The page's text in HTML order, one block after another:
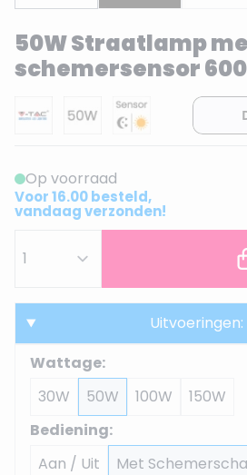
50W Straatlamp
schemersensor
Op voorraad
Voor 16.00 besteld,
vandaag verzonden!
Uitvoeringen:
Wattage:
30W
50W 100W
150W
Bediening:
Aan / Uit
Met